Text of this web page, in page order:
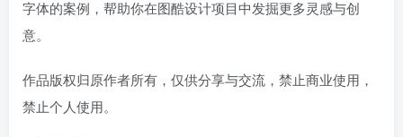
字体的案例，帮助你在图酷设计项目中发掘更多灵感与创
意。
作品版权归原作者所有，仅供分享与交流，禁止商业使用，
禁止个人使用。